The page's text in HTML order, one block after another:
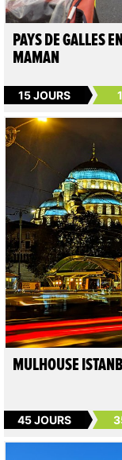
PAYS DE GALLES
MAMAN
15 JOURS
MULHOUSE
45 JOURS